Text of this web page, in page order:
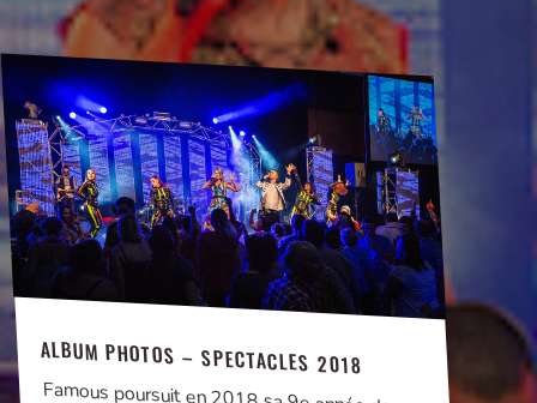
ALBUM PHOTOS – SPECTACLES 2018